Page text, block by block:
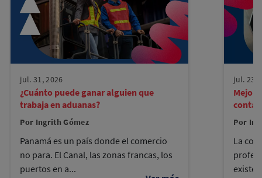
jul. 31, 2026
¿Cuánto puede ganar alguien que
trabaja en aduanas?
Por Ingrith Gómez
Panamá es un país donde el comercio
no para. El Canal, las zonas francas, los
puertos en a...
jul. 23,
Por
La